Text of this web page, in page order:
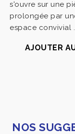
s'ouvre sur une
prolongée par
espace convivial
AJOUTER
NOS